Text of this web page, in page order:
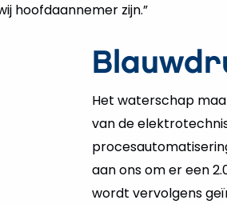
hoofdaannemer zijn.”
Het waterschap
van de
aan ons om er een
wordt vervolgens